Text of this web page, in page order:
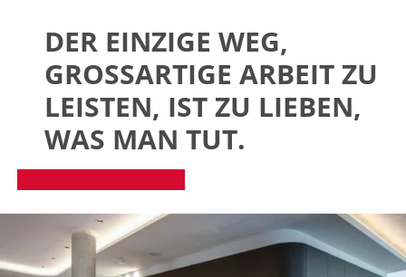
DER EINZIGE WEG,
GROSSARTIGE ARBEIT ZU L
EISTEN, IST ZU LIEBEN, W
AS MAN TUT.